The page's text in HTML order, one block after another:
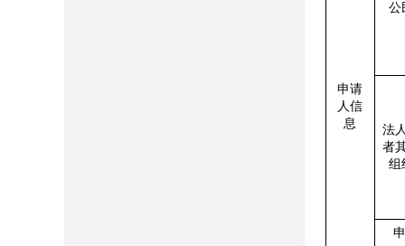
申请
人信
息
公
法
者
组